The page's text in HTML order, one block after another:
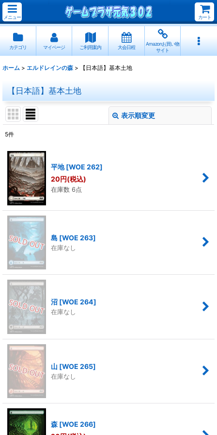
メニュー カート
カテゴリ マイページ ご利用案内 大会日程
Amazonお買い物
サイト
ホーム > エルドレインの森 > 【日本語】基本土地
【日本語】基本土地
表示順変更
並び順:
5件
平地 [WOE 262]
20円(税込)
在庫数 6点
島 [WOE 263]
在庫なし
沼 [WOE 264]
在庫なし
山 [WOE 265]
在庫なし
森 [WOE 266]